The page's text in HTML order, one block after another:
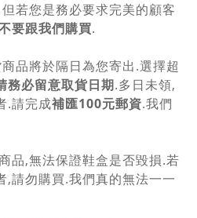
若您是務必要求完美的顧客
要跟我們購買.
將於隔日為您寄出.選擇超
務必留意取貨日期.多日未領,
.請完成補匯100元郵資.我們
,無法保證鞋盒是否毀損.若
,請勿購買.我們真的無法一一